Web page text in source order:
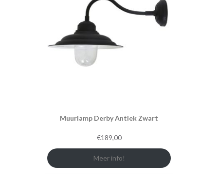
Muurlamp Derby Antiek Zwart
€189,00
Meer info!